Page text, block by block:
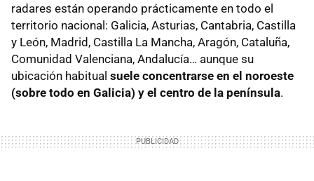
radares están operando prácticamente en todo el
territorio nacional: Galicia, Asturias, Cantabria, Castilla
y León, Madrid, Castilla La Mancha, Aragón, Cataluña,
Comunidad Valenciana, Andalucía… aunque su
ubicación habitual suele concentrarse en el noroeste
(sobre todo en Galicia) y el centro de la península.